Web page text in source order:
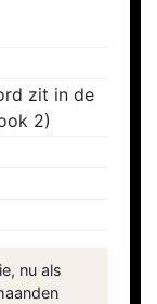
zit in de
2)
nu als